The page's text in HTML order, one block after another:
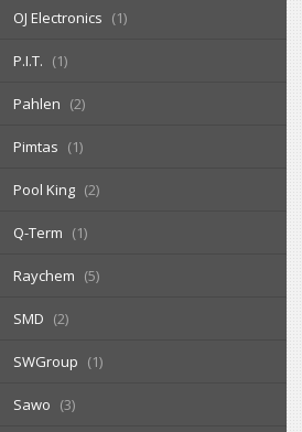
OJ Electronics 1
P.I.T. 1
Pahlen 2
Pimtas 1
Pool King 2
Q-Term 1
Raychem 5
SMD 2
SWGroup 1
Sawo 3